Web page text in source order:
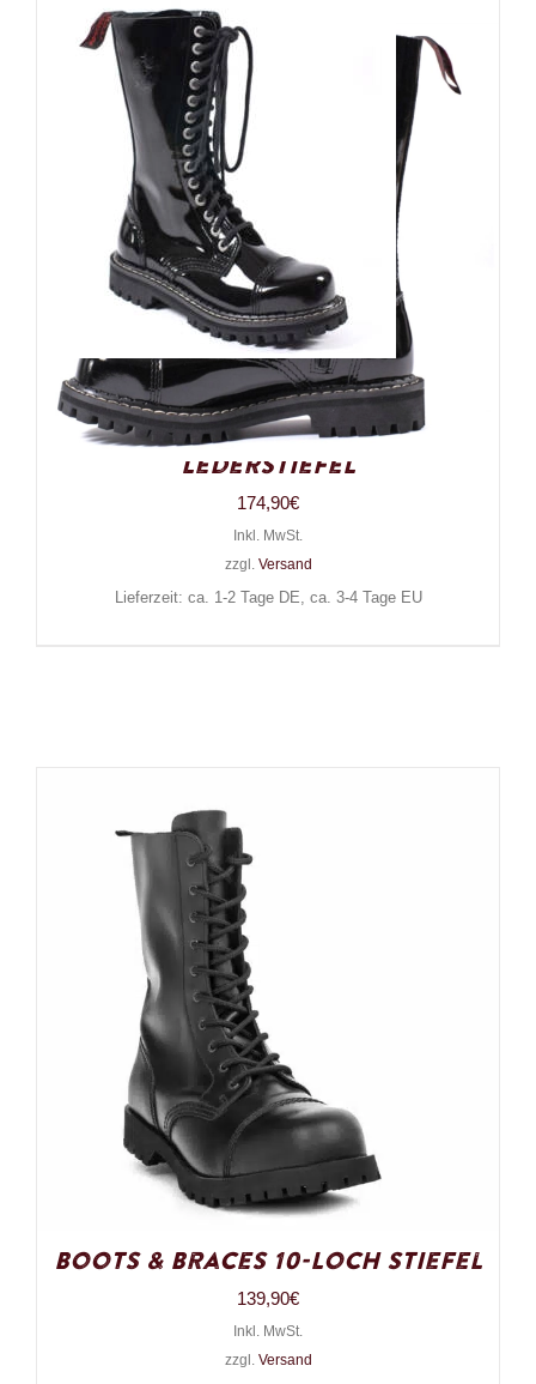
Angry Itch 14-Loch Gothic
Punk Army Ranger Lack-
Lederstiefel
174,90€
Inkl. MwSt.
zzgl. Versand
Lieferzeit: ca. 1-2 Tage DE, ca. 3-4 Tage EU
Boots & Braces 10-Loch Stiefel
139,90€
Inkl. MwSt.
zzgl. Versand